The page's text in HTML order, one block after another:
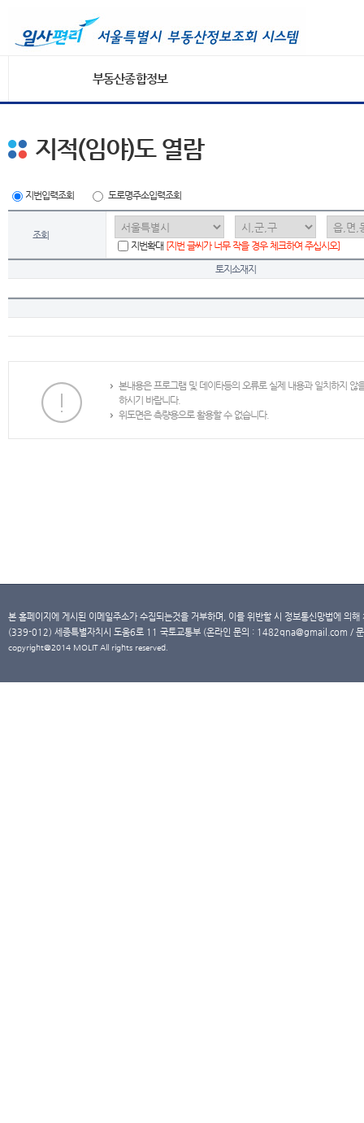
부동산종합정보
지적(임야)도 열람
지번입력조회 도로명주소입력조회
조회
지번확대 [지번 글씨가 너무 작을 경우 체크하여 주십시오]
토지소재지
본내용은 프로그램 및 데이타등의 오류로 실제 내용과 일치하지
하시기 바랍니다.
위도면은 측량용으로 활용할 수 없습니다.
본 홈페이지에 게시된 이메일주소가 수집되는것을 거부하며, 이를 위반할 시 정보통신망법에 의
(339-012) 세종특별자치시 도움6로 11 국토교통부 (온라인 문의 : 1482qna@gmail.com /
copyright@2014 MOLIT All rights reserved.